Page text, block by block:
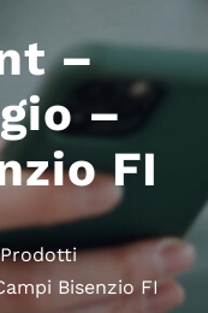
–
–
FI
Prodotti
Bisenzio FI